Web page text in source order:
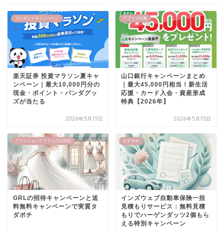
プレゼントキャンペーン
楽天証券 投資マラソン夏キャ
ンペーン｜最大10,000円分の
現金・ポイント・パンダグッ
ズが当たる
2026年5月15日
アプリで応募
山口銀行キャンペーンまとめ
｜最大45,000円相当！新生活
応援・カード入会・資産形成
特典【2026年】
2026年5月15日
ファッションアイテムの試供品
GRLの招待キャンペーンと送
料無料キャンペーンで実質タ
ダポチ
おすすめ
インズウェブ自動車保険一括
見積もりサービス：無料見積
もりでハーゲンダッツ2個もら
える特別キャンペーン